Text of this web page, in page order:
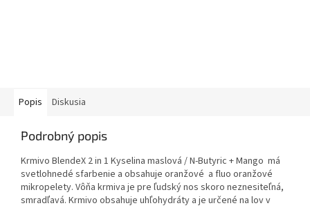
Popis Diskusia
Podrobný popis
Krmivo BlendeX 2 in 1 Kyselina maslová / N-Butyric + Mango má
svetlohnedé sfarbenie a obsahuje oranžové a fluo oranžové
mikropelety. Vôňa krmiva je pre ľudský nos skoro neznesiteľná,
smradľavá. Krmivo obsahuje uhľohydráty a je určené na lov v